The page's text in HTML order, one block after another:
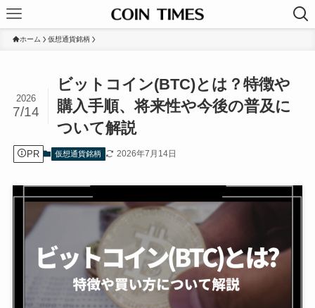
ホーム 仮想通貨銘柄
ビットコイン(BTC)とは？特徴や
購入手順、将来性や今後の普及に
ついて解説
2026
7/14
PR 仮想通貨銘柄 2026年7月14日